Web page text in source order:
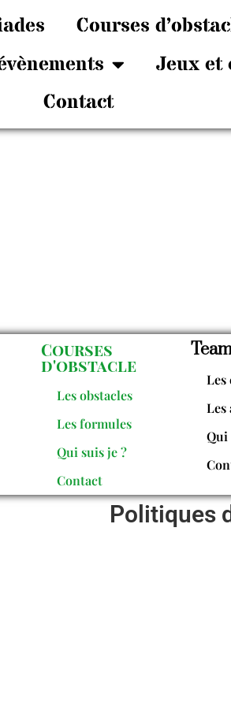
Courses
Jeux et
Contact
Courses
d'obstacle
Les obstacles
Les formules
Qui suis je ?
Contact
Les
Les
Qui
Politiques